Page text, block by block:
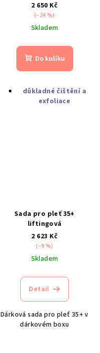
2 650 Kč
(–24 %)
Skladem
Do košíku
důkladné čištění a
exfoliace
Sada pro pleť 35+
liftingová
2 623 Kč
(–9 %)
Skladem
Detail
Dárková sada pro pleť 35+ v
dárkovém boxu